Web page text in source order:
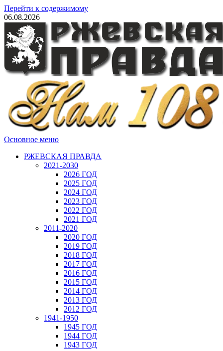
Перейти к содержимому
06.08.2026
Основное меню
РЖЕВСКАЯ ПРАВДА
2021-2030
2026 ГОД
2025 ГОД
2024 ГОД
2023 ГОД
2022 ГОД
2021 ГОД
2011-2020
2020 ГОД
2019 ГОД
2018 ГОД
2017 ГОД
2016 ГОД
2015 ГОД
2014 ГОД
2013 ГОД
2012 ГОД
1941-1950
1945 ГОД
1944 ГОД
1943 ГОД